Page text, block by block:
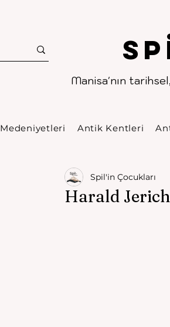
Manisa'nın
Medeniyetleri Antik Kentleri
Harald
Spil'in Çocukları